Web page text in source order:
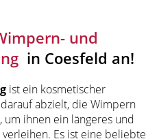
und
in Coesfeld an!
ist ein kosmetischer
abzielt, die Wimpern
ihnen ein längeres und
Es ist eine beliebte